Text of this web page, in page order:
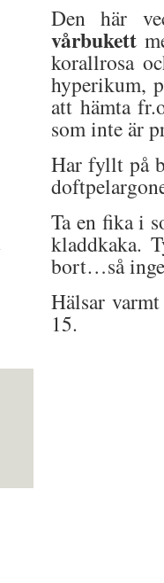
Den här
vårbukett
korallrosa
hyperikum,
att hämta
som inte är
Har fyllt på
Ta en fika i
kladdkaka.
bort…så
Hälsar
15.